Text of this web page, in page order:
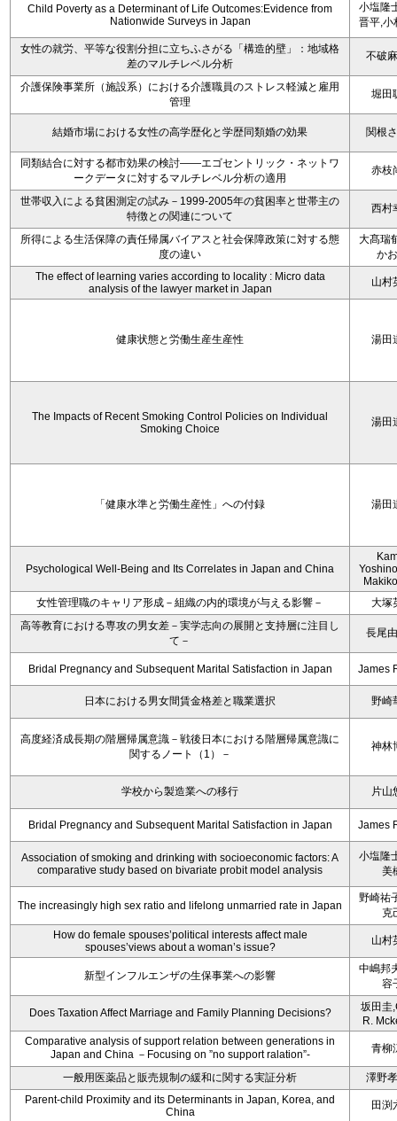
Child Poverty as a Determinant of Life Outcomes:Evidence from
Nationwide Surveys in Japan
小塩隆
晋平,小
女性の就労、平等な役割分担に立ちふさがる「構造的壁」：地域格
差のマルチレベル分析
不破
介護保険事業所（施設系）における介護職員のストレス軽減と雇用
管理
堀田
結婚市場における女性の高学歴化と学歴同類婚の効果 関根
同類結合に対する都市効果の検討――エゴセントリック・ネットワ
ークデータに対するマルチレベル分析の適用
赤枝
世帯収入による貧困測定の試み－1999-2005年の貧困率と世帯主の
特徴との関連について
西村
所得による生活保障の責任帰属バイアスと社会保障政策に対する態
度の違い
大髙瑞
か
The effect of learning varies according to locality : Micro data
analysis of the lawyer market in Japan
山村
健康状態と労働生産生産性 湯田
The Impacts of Recent Smoking Control Policies on Individual
Smoking Choice
湯田
「健康水準と労働生産性」への付録 湯田
Psychological Well-Being and Its Correlates in Japan and China
女性管理職のキャリア形成－組織の内的環境が与える影響－
大塚
高等教育における専攻の男女差－実学志向の展開と支持層に注目し
て－
長尾
Bridal Pregnancy and Subsequent Marital Satisfaction in Japan James
日本における男女間賃金格差と職業選択 野崎
高度経済成長期の階層帰属意識－戦後日本における階層帰属意識に
関するノート（1）－
神林
学校から製造業への移行 片山
Bridal Pregnancy and Subsequent Marital Satisfaction in Japan James
Association of smoking and drinking with socioeconomic factors: A
comparative study based on bivariate probit model analysis
小塩隆
美
The increasingly high sex ratio and lifelong unmarried rate in Japan
野崎祐
克
How do female spouses’political interests affect male
spouses’views about a woman’s issue?
山村
新型インフルエンザの生保事業への影響
中嶋邦
容
Does Taxation Affect Marriage and Family Planning Decisions?
坂田圭
R.
Comparative analysis of support relation between generations in
Japan and China －Focusing on ”no support ralation”-
青柳
一般用医薬品と販売規制の緩和に関する実証分析
澤野
Parent-child Proximity and its Determinants in Japan, Korea, and
China
田渕